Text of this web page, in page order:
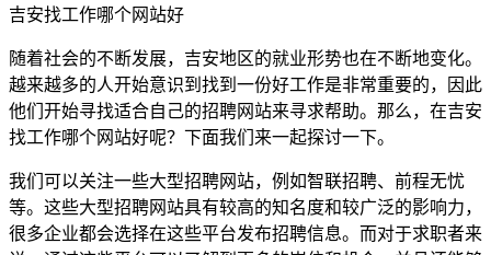
吉安找工作哪个网站好
随着社会的不断发展，吉安地区的就业形势也在不断地变化。
越来越多的人开始意识到找到一份好工作是非常重要的，因此
他们开始寻找适合自己的招聘网站来寻求帮助。那么，在吉安
找工作哪个网站好呢？下面我们来一起探讨一下。
我们可以关注一些大型招聘网站，例如智联招聘、前程无忧
等。这些大型招聘网站具有较高的知名度和较广泛的影响力，
很多企业都会选择在这些平台发布招聘信息。而对于求职者来